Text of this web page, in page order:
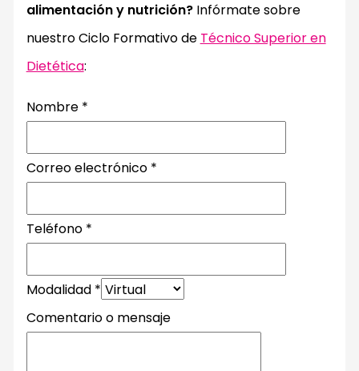
alimentación y nutrición?Infórmate sobre
nuestro Ciclo Formativo de Técnico Superior en
Dietética:
Nombre *
Teléfono
mensaje
Correo electrónico *
Teléfono *
Modalidad *
Comentario o mensaje